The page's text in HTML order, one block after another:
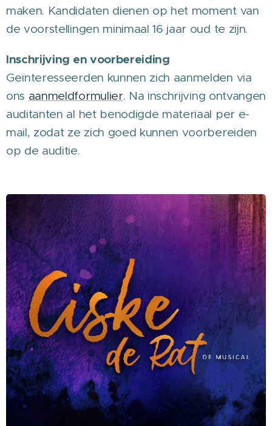
maken. Kandidaten dienen op het moment van
de voorstellingen minimaal 16 jaar oud te zijn.
Inschrijving en voorbereiding
Geïnteresseerden kunnen zich aanmelden via
ons aanmeldformulier. Na inschrijving ontvangen
auditanten al het benodigde materiaal per e-
mail, zodat ze zich goed kunnen voorbereiden
op de auditie.